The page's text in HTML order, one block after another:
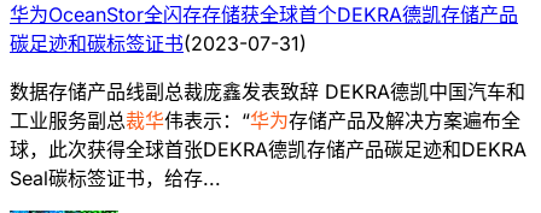
华为OceanStor全闪存存储获全球首个DEKRA德凯存储产品
碳足迹和碳标签证书(2023-07-31)
数据存储产品线副总裁庞鑫发表致辞 DEKRA德凯中国汽车和
工业服务副总裁华伟表示：“华为存储产品及解决方案遍布全
球，此次获得全球首张DEKRA德凯存储产品碳足迹和DEKRA
Seal碳标签证书，给存...